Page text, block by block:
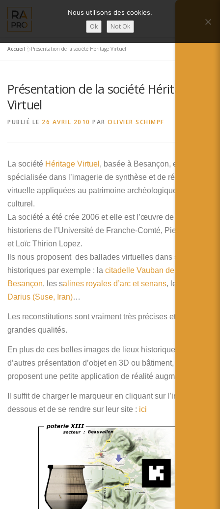
contenu
Menu
SERVICES RA’PRO ACTUALITÉ DE LA RA
Français
简体中文
Accueil »Présentation de la société Héritage Virtuel
Présentation de la société Héritage
Virtuel
PUBLIÉ LE 26 AVRIL 2010 PAR OLIVIER SCHIMPF
La société Héritage Virtuel , basée à Besançon, est
spécialisée dans l’imagerie de synthèse et de réalité
virtuelle appliquées au patrimoine archéologique et
culturel.
La société a été crée 2006 et elle est l’œuvre de deux
historiens de l’Université de Franche-Comté, Pierre Rupp
et Loïc Thirion Lopez.
Ils nous proposent des ballades virtuelles dans sites
historiques par exemple : la citadelle Vauban de
Besançon, les salines royales d’arc et senans, le
Darius (Suse, Iran)…
Les reconstitutions sont vraiment très précises et de
grandes qualités.
En plus de ces belles images de lieux historiques et
d’autres présentation d’objet en 3D ou bâtiment, ils nous
proposent une petite application de réalité augmentée.
Il suffit de charger le marqueur en cliquant sur l’image ci-
dessous et de se rendre sur leur site : ici
Nous utilisons des cookies.
Ok Not Ok